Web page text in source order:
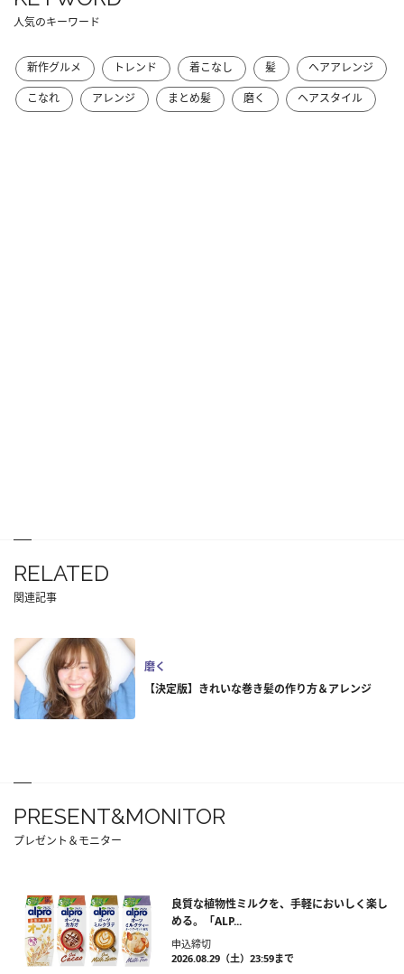
人気のキーワード
新作グルメ トレンド 着こなし 髪
ヘアアレンジ
こなれ
アレンジ まとめ髪 磨く ヘアスタイル
RELATED
関連記事
磨く
【決定版】きれいな巻き髪の作り方＆アレンジ
PRESENT&MONITOR
プレゼント＆モニター
良質な植物性ミルクを、手軽においしく楽し
める。「ALP...
申込締切
2026.08.29（土）23:59まで